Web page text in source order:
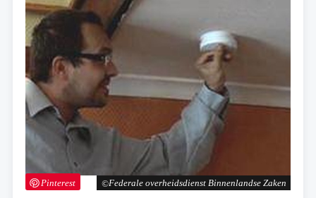
Federale overheidsdienst Binnenlandse Zaken
Pinterest